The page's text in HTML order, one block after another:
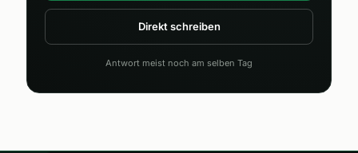
Direkt schreiben
Antwort meist noch am selben Tag